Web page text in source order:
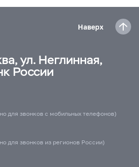
Наверх
ул. Неглинная,
России
для звонков с мобильных телефонов)
для звонков из регионов России)